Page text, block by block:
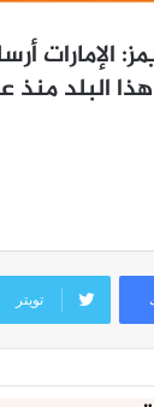
الإمارات
البلد منذ
تويتر